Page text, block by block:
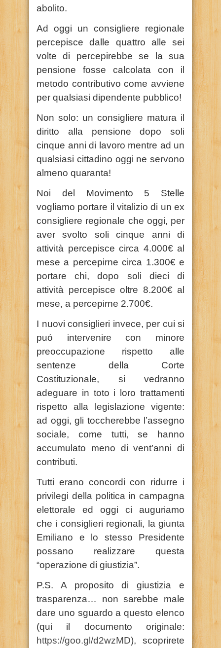
abolito.
Ad oggi un consigliere regionale
percepisce dalle quattro alle sei
volte di percepirebbe se la sua
pensione fosse calcolata con il
metodo contributivo come avviene
per qualsiasi dipendente pubblico!
Non solo: un consigliere matura il
diritto alla pensione dopo soli
cinque anni di lavoro mentre ad un
qualsiasi cittadino oggi ne servono
almeno quaranta!
Noi del Movimento 5 Stelle
vogliamo portare il vitalizio di un ex
consigliere regionale che oggi, per
aver svolto soli cinque anni di
attività percepisce circa 4.000€ al
mese a percepirne circa 1.300€ e
portare chi, dopo soli dieci di
attività percepisce oltre 8.200€ al
mese, a percepirne 2.700€.
I nuovi consiglieri invece, per cui si
puó intervenire con minore
preoccupazione rispetto alle
sentenze della Corte
Costituzionale, si vedranno
adeguare in toto i loro trattamenti
rispetto alla legislazione vigente:
ad oggi, gli toccherebbe l’assegno
sociale, come tutti, se hanno
accumulato meno di vent’anni di
contributi.
Tutti erano concordi con ridurre i
privilegi della politica in campagna
elettorale ed oggi ci auguriamo
che i consiglieri regionali, la giunta
Emiliano e lo stesso Presidente
possano realizzare questa
“operazione di giustizia”.
P.S. A proposito di giustizia e
trasparenza… non sarebbe male
dare uno sguardo a questo elenco
(qui il documento originale:
https://goo.gl/d2wzMD), scoprirete